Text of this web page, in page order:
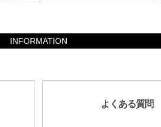
INFORMATION
よくある質問